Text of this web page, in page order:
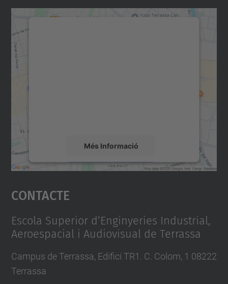
Més Informació
Accepta
powered by
Contacte
Escola Superior d’Enginyeries Industrial,
Aeroespacial i Audiovisual de Terrassa
Campus de Terrassa, Edifici TR1. C. Colom, 1 08222
Terrassa